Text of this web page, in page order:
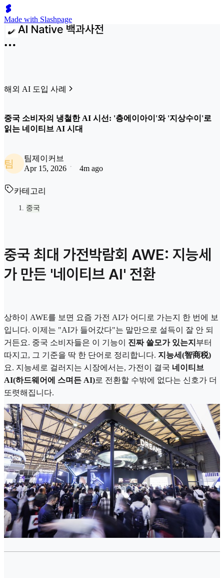
Made with Slashpage
해외 AI 도입 사례
중국 소비자의 냉철한 AI 시선: '층에이아이'와 '지상수이'로
읽는 네이티브 AI 시대
팀
팀제이커브
Apr 15, 2026
4m ago
카테고리
중국
중국 최대 가전박람회 AWE: 지능세
가 만든 '네이티브 AI' 전환
상하이 AWE를 보면 요즘 가전 AI가 어디로 가는지 한 번에 보
입니다. 이제는 "AI가 들어갔다"는 말만으로 설득이 잘 안 되
거든요. 중국 소비자들은 이 기능이 진짜 쓸모가 있는지 부터
따지고, 그 기준을 딱 한 단어로 정리합니다. 지능세(智商税)
요. 지능세로 걸러지는 시장에서는, 가전이 결국 네이티브
AI(하드웨어에 스며든 AI)로 전환할 수밖에 없다는 신호가 더
또렷해집니다.